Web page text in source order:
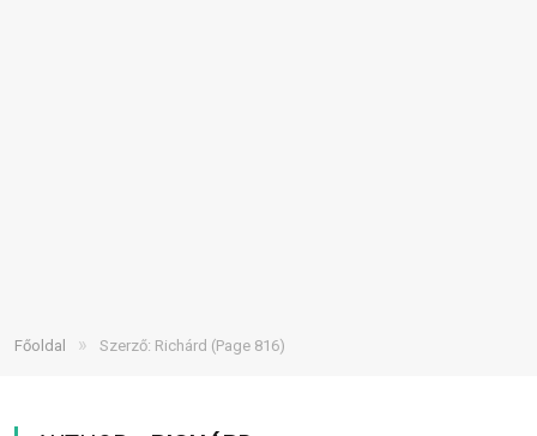
Főoldal » Szerző: Richárd (Page 816)